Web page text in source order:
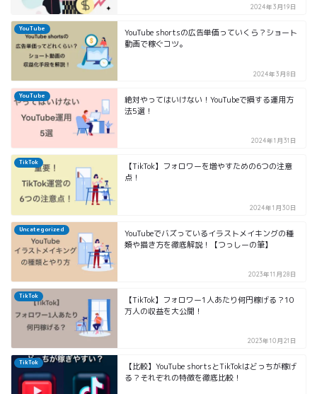
2024年3月19日
YouTube
YouTube shortsの広告単価っていくら？ショート
動画で稼ぐコツ。
2024年3月8日
YouTube
絶対やってはいけない！YouTubeで損する運用方
法5選！
2024年1月31日
TikTok
【TikTok】フォロワーを増やすための6つの注意
点！
2024年1月30日
Uncategorized
YouTubeでバズっているイラストメイキングの種
類や描き方を徹底解説！【つっしーの筆】
2023年11月28日
TikTok
【TikTok】フォロワー1人あたり何円稼げる？10
万人の収益を大公開！
2023年10月21日
TikTok
【比較】YouTube shortsとTikTokはどっちが稼げ
る？それぞれの特徴を徹底比較！